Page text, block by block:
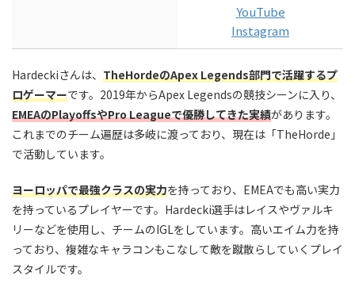
YouTube
Instagram
Hardeckiさんは、 TheHordeのApex Legends部門で活躍するプ
ロゲーマーです。2019年からApex Legendsの競技シーンに入り、
EMEAのPlayoffsやPro Leagueで優勝してきた実績があります。
これまでのチーム遍歴は多岐に渡っており、現在は「TheHorde」
で活動しています。
ヨーロッパで最強クラスの実力を持っており、EMEAでも高い実力
を持っているプレイヤーです。Hardecki選手はレイスやヴァルキ
リーなどを使用し、チームのIGLをしています。高いエイム力を持
っており、複雑なキャラコンもこなして敵を蹴散らしていくプレイ
スタイルです。